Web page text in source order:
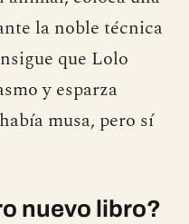
la noble técnica
que Lolo
y esparza
musa, pero sí
nuevo libro?